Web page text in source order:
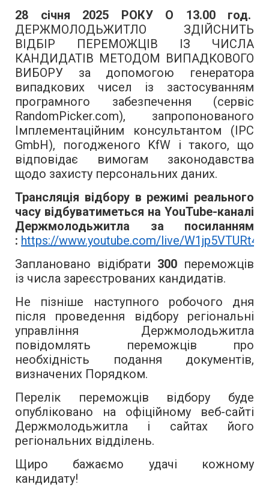
28 січня 2025 РОКУ О 13.00 год.
ДЕРЖМОЛОДЬЖИТЛО ЗДІЙСНИТЬ
ВІДБІР ПЕРЕМОЖЦІВ ІЗ ЧИСЛА
КАНДИДАТІВ МЕТОДОМ ВИПАДКОВОГО
ВИБОРУ за допомогою генератора
випадкових чисел із застосуванням
програмного забезпечення (сервіс
RandomPicker.com), запропонованого
Імплементаційним консультантом (IPC
GmbH), погодженого KfW і такого, що
відповідає вимогам законодавства
щодо захисту персональних даних.
Трансляція відбору в режимі реального
часу відбуватиметься на YouTube-каналі
Держмолодьжитла за посиланням
: https://www.youtube.com/live/W1jp5VTURt4
Заплановано відібрати 300 переможців
із числа зареєстрованих кандидатів.
Не пізніше наступного робочого дня
після проведення відбору регіональні
управління Держмолодьжитла
повідомлять переможців про
необхідність подання документів,
визначених Порядком.
Перелік переможців відбору буде
опубліковано на офіційному веб-сайті
Держмолодьжитла і сайтах його
регіональних відділень.
Щиро бажаємо удачі кожному
кандидату!